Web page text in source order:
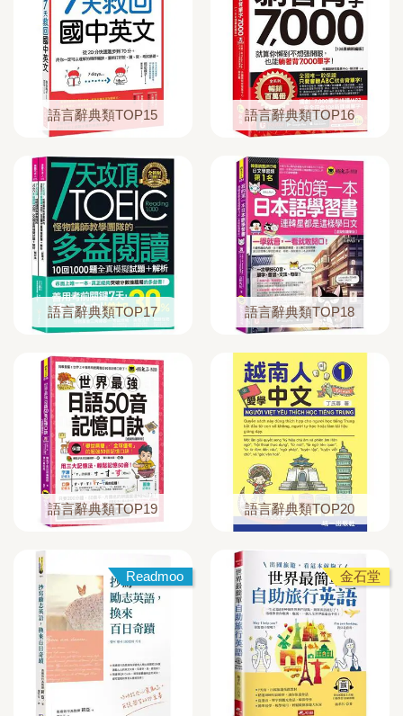
語言辭典類TOP15 語言辭典類TOP16
語言辭典類TOP17 語言辭典類TOP18
語言辭典類TOP19 語言辭典類TOP20
Readmoo 金石堂